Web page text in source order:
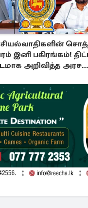
இனி பகிரங்கம்!
அறிவித்த அரச